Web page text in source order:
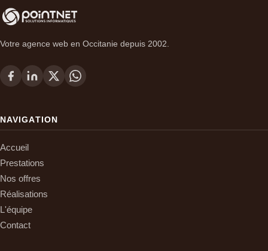
Votre agence web en Occitanie depuis 2002.
NAVIGATION
Accueil
Prestations
Nos offres
Réalisations
L'équipe
Contact